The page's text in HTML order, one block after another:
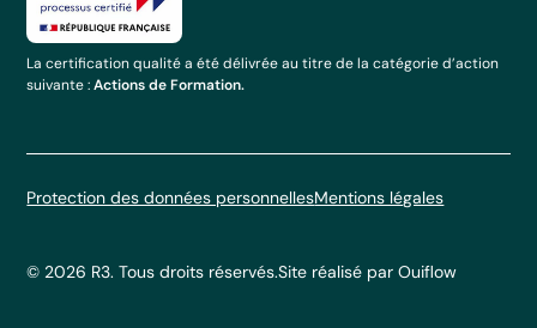
La certification qualité a été délivrée au titre de la catégorie d’action
suivante :Actions de Formation.
Protection des données personnellesMentions légales
© 2026 R3. Tous droits réservés.Site réalisé par Ouiflow